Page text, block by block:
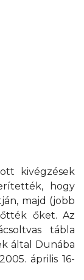
kivégzések
hogy
majd (jobb
őket. Az
tábla
által Dunába
április 16-